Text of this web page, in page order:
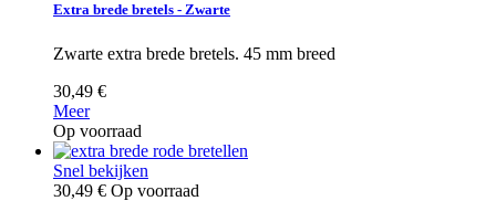
Extra brede bretels - Zwarte
Zwarte extra brede bretels. 45 mm breed
30,49 €
Meer
Op voorraad
Snel bekijken
30,49 € Op voorraad